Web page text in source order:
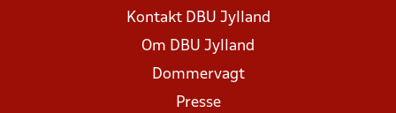
Kontakt DBU Jylland
Om DBU Jylland
Dommervagt
Presse